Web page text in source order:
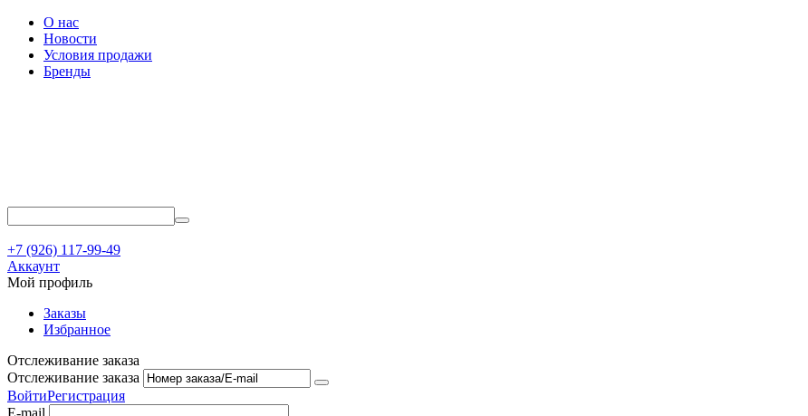
О нас
Новости
Условия продажи
Бренды
+7 (926) 117-99-49
Аккаунт
Мой профиль
Заказы
Избранное
Отслеживание заказа
Отслеживание заказа
ВойтиРегистрация
E-mail